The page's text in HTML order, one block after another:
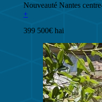
Nouveauté Nantes
+
399 500€ hai